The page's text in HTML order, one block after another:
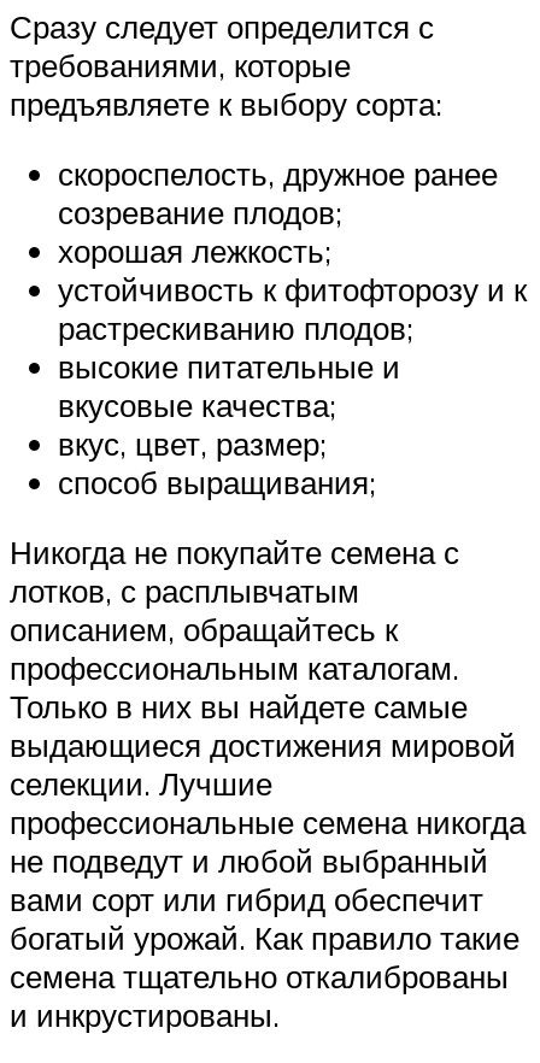
Сразу следует определится с
требованиями, которые
предъявляете к выбору сорта:
скороспелость, дружное ранее
созревание плодов;
хорошая лежкость;
устойчивость к фитофторозу и к
растрескиванию плодов;
высокие питательные и
вкусовые качества;
вкус, цвет, размер;
способ выращивания;
Никогда не покупайте семена с
лотков, с расплывчатым
описанием, обращайтесь к
профессиональным каталогам.
Только в них вы найдете самые
выдающиеся достижения мировой
селекции. Лучшие
профессиональные семена никогда
не подведут и любой выбранный
вами сорт или гибрид обеспечит
богатый урожай. Как правило такие
семена тщательно откалиброваны
и инкрустированы.